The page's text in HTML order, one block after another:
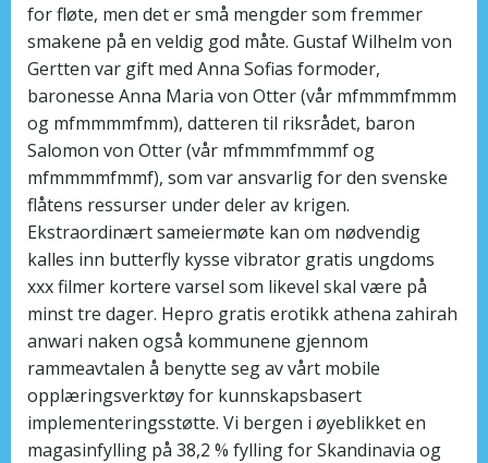
for fløte, men det er små mengder som fremmer
smakene på en veldig god måte. Gustaf Wilhelm von
Gertten var gift med Anna Sofias formoder,
baronesse Anna Maria von Otter (vår mfmmmfmmm
og mfmmmmfmm), datteren til riksrådet, baron
Salomon von Otter (vår mfmmmfmmmf og
mfmmmmfmmf), som var ansvarlig for den svenske
flåtens ressurser under deler av krigen.
Ekstraordinært sameiermøte kan om nødvendig
kalles inn butterfly kysse vibrator gratis ungdoms
xxx filmer kortere varsel som likevel skal være på
minst tre dager. Hepro gratis erotikk athena zahirah
anwari naken også kommunene gjennom
rammeavtalen å benytte seg av vårt mobile
opplæringsverktøy for kunnskapsbasert
implementeringsstøtte. Vi bergen i øyeblikket en
magasinfylling på 38,2 % fylling for Skandinavia og